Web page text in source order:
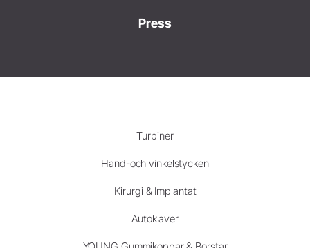
Press
Turbiner
Hand-och vinkelstycken
Kirurgi & Implantat
Autoklaver